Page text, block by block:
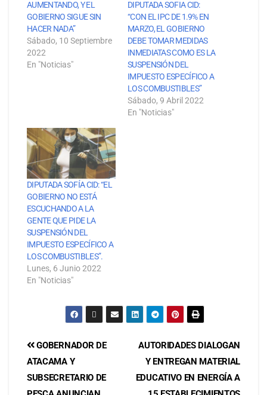
AUMENTANDO, Y EL
GOBIERNO SIGUE SIN
HACER NADA”
Sábado, 10 Septiembre
2022
En "Noticias"
DIPUTADA SOFIA CID:
“CON EL IPC DE 1.9% EN
MARZO, EL GOBIERNO
DEBE TOMAR MEDIDAS
INMEDIATAS COMO ES LA
SUSPENSIÓN DEL
IMPUESTO ESPECÍFICO A
LOS COMBUSTIBLES”
Sábado, 9 Abril 2022
En "Noticias"
DIPUTADA SOFÍA CID: “EL
GOBIERNO NO ESTÁ
ESCUCHANDO A LA
GENTE QUE PIDE LA
SUSPENSIÓN DEL
IMPUESTO ESPECÍFICO A
LOS COMBUSTIBLES”.
Lunes, 6 Junio 2022
En "Noticias"
AUTORIDADES DIALOGAN
Y ENTREGAN MATERIAL
EDUCATIVO EN ENERGÍA A
GOBERNADOR DE
ATACAMA Y
SUBSECRETARIO DE